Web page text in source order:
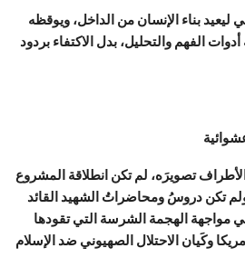
ليعيد بناء الإنسان من الداخل، ويوقظه
الفهم والتحليل، بدل الاكتفاء بردود
تصويرَه، لم تكن انطلاقة المشروع
ولم تكن دروسُ ومحاضراتُ الشهيد القائد
مواجهة الهجمة الشرسة التي تقودها
وكَيان الاحتلال الصهيوني ضد الإسلام